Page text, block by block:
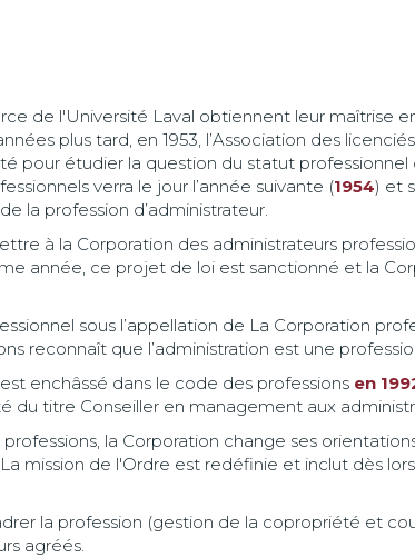
de l'Université Laval obtiennent leur maîtrise
plus tard, en 1953, l’Association des
pour étudier la question du statut professionnel
verra le jour l’année suivante (1954) et
la profession d’administrateur.
à la Corporation des administrateurs
année, ce projet de loi est sanctionné et la
sous l’appellation de La Corporation
reconnaît que l’administration est une
enchâssé dans le code des professions en
titre Conseiller en management aux
la Corporation change ses
mission de l'Ordre est redéfinie et inclut dès
la profession (gestion de la copropriété et
agréés.